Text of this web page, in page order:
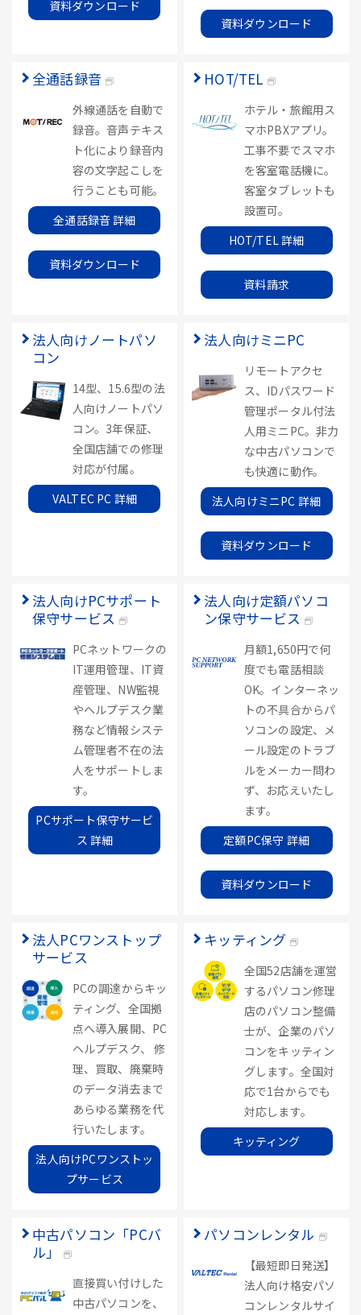
資料ダウンロード
資料ダウンロード
全通話録音
外線通話を自動で
録音。音声テキス
ト化により録音内
容の文字起こしを
行うことも可能。
全通話録音 詳細
資料ダウンロード
HOT/TEL
ホテル・旅館用ス
マホPBXアプリ。
工事不要でスマホ
を客室電話機に。
客室タブレットも
設置可。
HOT/TEL 詳細
資料請求
法人向けノートパソ
コン
14型、15.6型の法
人向けノートパソ
コン。3年保証、
全国店舗での修理
対応が付属。
VALTEC PC 詳細
法人向けミニPC
リモートアクセ
ス、IDパスワード
管理ポータル付法
人用ミニPC。非力
な中古パソコンで
も快適に動作。
法人向けミニPC 詳細
資料ダウンロード
法人向けPCサポート
保守サービス
PCネットワークの
IT運用管理、IT資
産管理、NW監視
やヘルプデスク業
務など情報システ
ム管理者不在の法
人をサポートしま
す。
PCサポート保守サービ
ス 詳細
法人向け定額パソコ
ン保守サービス
月額1,650円で何
度でも電話相談
OK。インターネッ
トの不具合からパ
ソコンの設定、メ
ール設定のトラブ
ルをメーカー問わ
ず、お応えいたし
ます。
定額PC保守 詳細
資料ダウンロード
法人PCワンストップ
サービス
PCの調達からキッ
ティング、全国拠
点へ導入展開、PC
ヘルプデスク、 修
理、買取、廃棄時
のデータ消去まで
あらゆる業務を代
行いたします。
法人向けPCワンストッ
プサービス
キッティング
全国52店舗を運営
するパソコン修理
店のパソコン整備
士が、企業のパソ
コンをキッティン
グします。全国対
応で1台からでも
対応します。
キッティング
中古パソコン「PCバ
ル」
直接買い付けした
中古パソコンを、
パソコンレンタル
【最短即日発送】
法人向け格安パソ
コンレンタルサイ